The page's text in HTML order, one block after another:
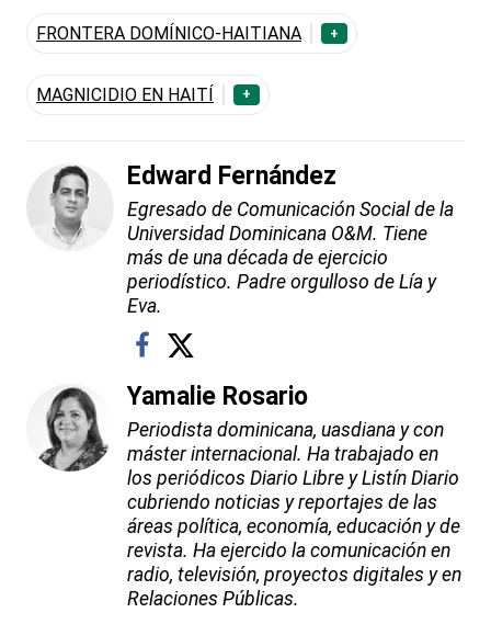
FRONTERA DOMÍNICO-HAITIANA +
MAGNICIDIO EN HAITÍ +
Edward Fernández
Egresado de Comunicación Social de la
Universidad Dominicana O&M. Tiene
más de una década de ejercicio
periodístico. Padre orgulloso de Lía y
Eva.
Yamalie Rosario
Periodista dominicana, uasdiana y con
máster internacional. Ha trabajado en
los periódicos Diario Libre y Listín Diario
cubriendo noticias y reportajes de las
áreas política, economía, educación y de
revista. Ha ejercido la comunicación en
radio, televisión, proyectos digitales y en
Relaciones Públicas.